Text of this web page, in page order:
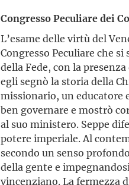
Congresso Peculiare dei
L’esame delle virtù del
Congresso Peculiare che
della Fede, con la
egli segnò la storia della
missionario, un educatore
ben governare e mostrò
al suo ministero. Seppe
potere imperiale. Al
secondo un senso
della gente e
vincenziano. La fermezza